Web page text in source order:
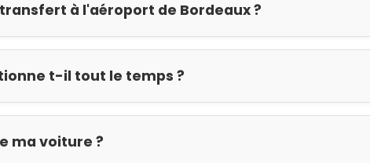
à l'aéroport de Bordeaux ?
t-il tout le temps ?
ma voiture ?